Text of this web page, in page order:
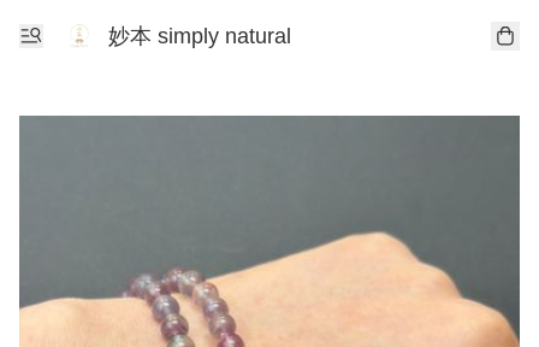
妙本 simply natural